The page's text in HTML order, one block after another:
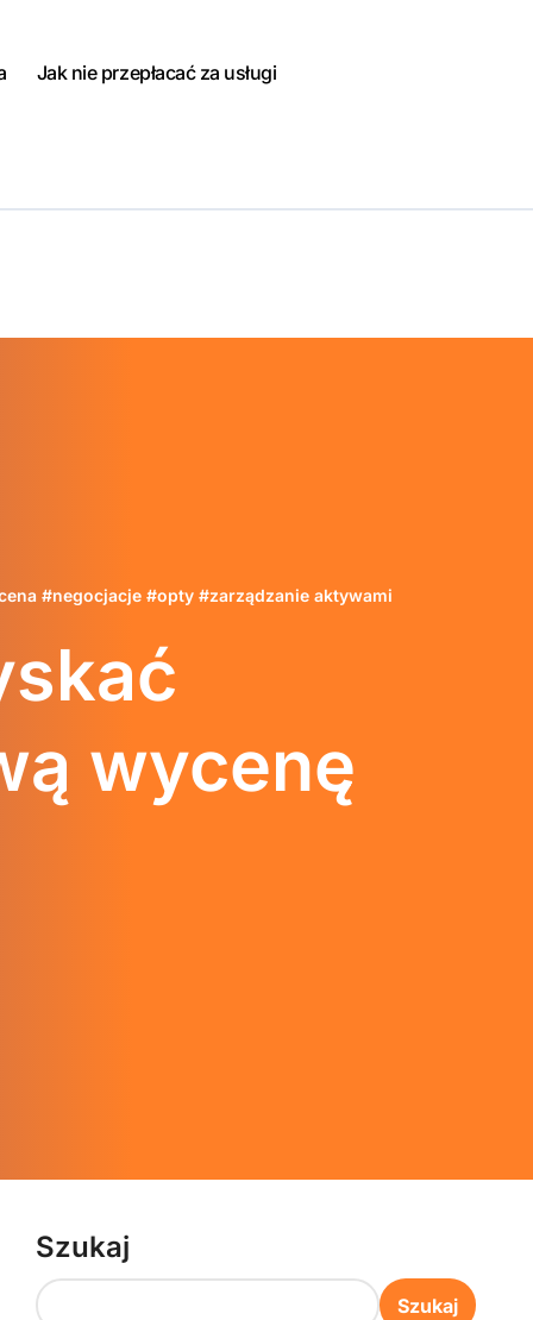
Jak nie przepłacać za usługi
#negocjacje #opty #zarządzanie aktywami
wycenę
Szukaj
Szukaj